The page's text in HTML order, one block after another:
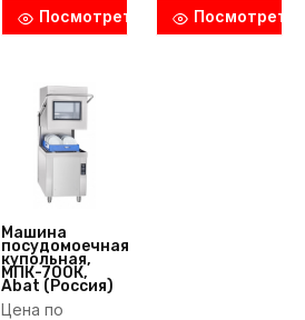
Посмотреть
Посмотреть
Машина
посудомоечная
купольная,
МПК-700К,
Abat (Россия)
Цена по